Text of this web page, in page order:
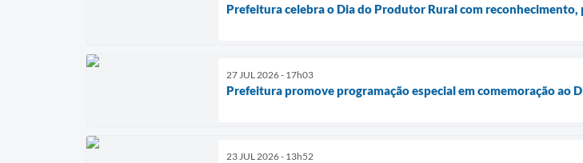
Prefeitura celebra o Dia do Produtor Rural com
27 JUL 2026 - 17h03
Prefeitura promove programação especial em comemoração ao
23 JUL 2026 - 13h52